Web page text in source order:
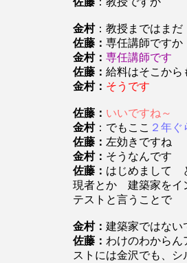
金村：教授まではまだ
佐藤： 専任講師ですか
金村： 専任講師です
佐藤： 給料はそこから
金村： そうです
佐藤： いいですね～
金村：でもここ ２年
佐藤： 左効きですね
金村： そうなんです
佐藤： はじめまして
現者とか 建築家をイ
テストと言うことで
金村： 建築家ではない
佐藤： わけのわから
ストには金沢でも、